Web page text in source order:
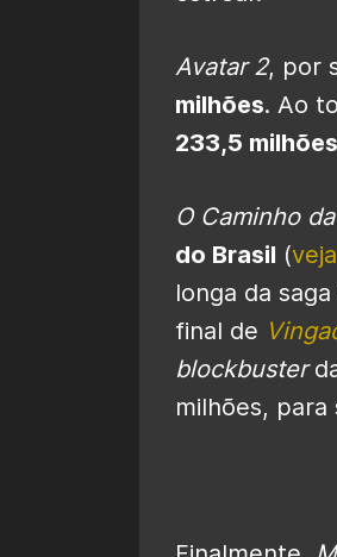
Avatar 2, por
milhões. Ao
233,5
O Caminho
do Brasil (
longa da
final de
blockbuster
milhões, para